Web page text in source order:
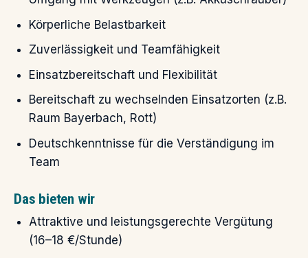
Körperliche Belastbarkeit
Zuverlässigkeit und Teamfähigkeit
Einsatzbereitschaft und Flexibilität
Bereitschaft zu wechselnden Einsatzorten (z.B.
Raum Bayerbach, Rott)
Deutschkenntnisse für die Verständigung im
Team
Das bieten wir
Attraktive und leistungsgerechte Vergütung
(16–18 €/Stunde)